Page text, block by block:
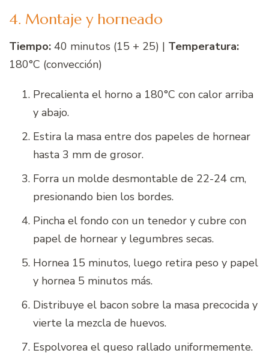
4. Montaje y horneado
Tiempo: 40 minutos (15 + 25) | Temperatura:
180°C (convección)
Precalienta el horno a 180°C con calor arriba
y abajo.
Estira la masa entre dos papeles de hornear
hasta 3 mm de grosor.
Forra un molde desmontable de 22-24 cm,
presionando bien los bordes.
Pincha el fondo con un tenedor y cubre con
papel de hornear y legumbres secas.
Hornea 15 minutos, luego retira peso y papel
y hornea 5 minutos más.
Distribuye el bacon sobre la masa precocida y
vierte la mezcla de huevos.
Espolvorea el queso rallado uniformemente.